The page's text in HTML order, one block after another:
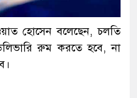
হোসেন বলেছেন, চলতি
রুম করতে হবে, না